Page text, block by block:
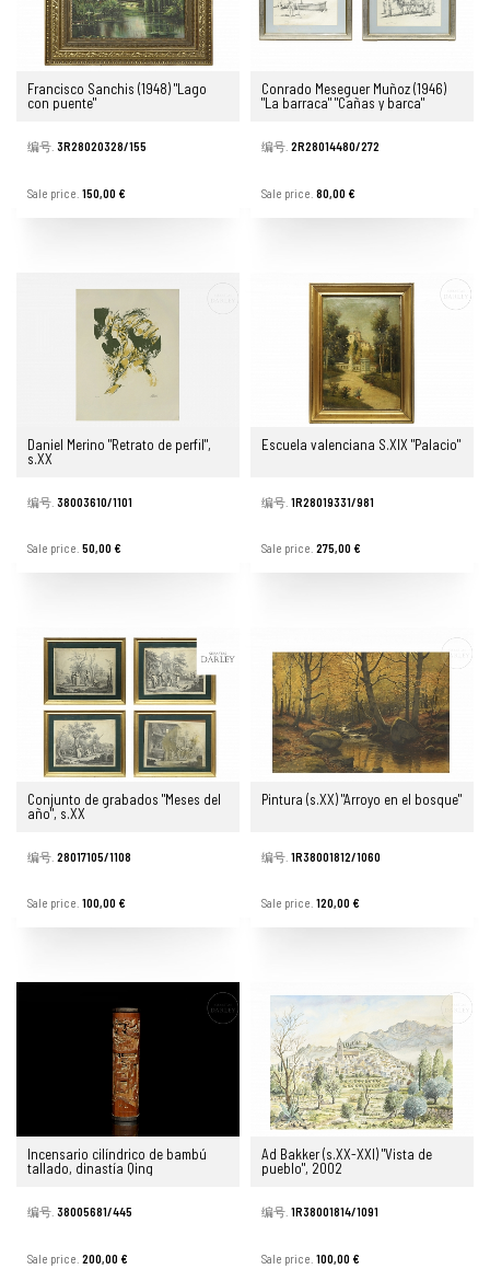
Francisco Sanchis (1948) "Lago
con puente"
编号. 3R28020328/155
Sale price. 150,00 €
Conrado Meseguer Muñoz (1946)
"La barraca" "Cañas y barca"
编号. 2R28014480/272
Sale price. 80,00 €
Daniel Merino "Retrato de perfil",
s.XX
编号. 38003610/1101
Sale price. 50,00 €
Escuela valenciana S.XIX "Palacio"
编号. 1R28019331/981
Sale price. 275,00 €
Conjunto de grabados "Meses del
año", s.XX
编号. 28017105/1108
Sale price. 100,00 €
Pintura (s.XX) "Arroyo en el bosque"
编号. 1R38001812/1060
Sale price. 120,00 €
Incensario cilíndrico de bambú
tallado, dinastía Qing
编号. 38005681/445
Sale price. 200,00 €
Ad Bakker (s.XX-XXI) "Vista de
pueblo", 2002
编号. 1R38001814/1091
Sale price. 100,00 €